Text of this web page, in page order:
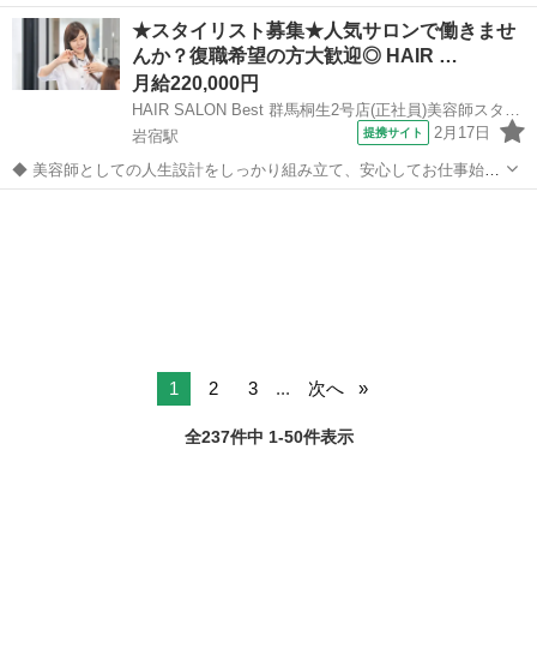
利くため、自分のライフスタイルに合わせて働けます◎ブランクのあ
る方も分かりやすいレッスンで技術に自身をつけてから安心してデビ
ューできます 働きやすさは抜群...
群馬 伊勢崎市 伊勢崎駅 美容師
★スタイリスト募集★人気サロンで働きませ
んか？復職希望の方大歓迎◎ HAIR …
月給220,000円
HAIR SALON Best 群馬桐生2号店(正社員)美容師スタイリスト(株式会社ハクブン)
岩宿駅
提携サイト 2月17日
◆ 美容師としての人生設計をしっかり組み立て、安心してお仕事始め
ませんか？ ◆ 美容師として定年の75歳まで安心して働ける環境を整
1 2 3 ... 次へ
全237件中 1-50件表示